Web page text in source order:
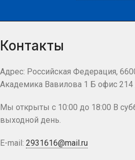
Контакты
Адрес: Российская Федерация,
Академика Вавилова 1 Б офис 214
Мы открыты с 10:00 до 18:00 В
выходной день.
E-mail: 2931616@mail.ru